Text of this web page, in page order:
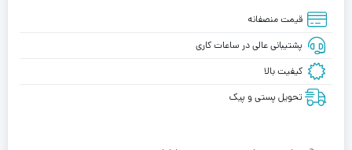
قیمت منصفانه
پشتیبانی عالی در ساعات کاری
کیفیت بالا
تحویل پستی و پیک